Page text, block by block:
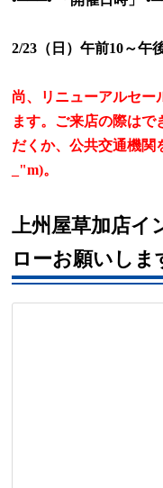
2/23 （日）午前10～午
尚、リニューアルセー
ます。ご来店の際はで
だくか、公共交通機関
_"m)。
上州屋草加店イ
ローお願いしま